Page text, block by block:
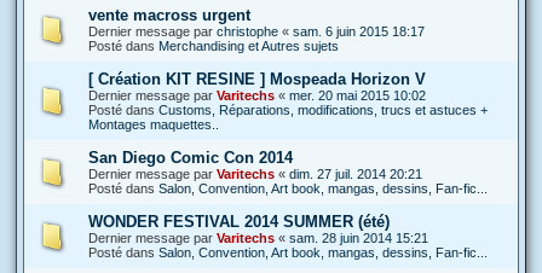
vente macross urgent
Dernier message par christophe « sam. 6 juin 2015 18:17
Posté dans Merchandising et Autres sujets
[ Création KIT RESINE ] Mospeada Horizon V
Dernier message par Varitechs « mer. 20 mai 2015 10:02
Posté dans Customs, Réparations, modifications, trucs et astuces +
Montages maquettes..
San Diego Comic Con 2014
Dernier message par Varitechs « dim. 27 juil. 2014 20:21
Posté dans Salon, Convention, Art book, mangas, dessins, Fan-fic...
WONDER FESTIVAL 2014 SUMMER (été)
Dernier message par Varitechs « sam. 28 juin 2014 15:21
Posté dans Salon, Convention, Art book, mangas, dessins, Fan-fic...